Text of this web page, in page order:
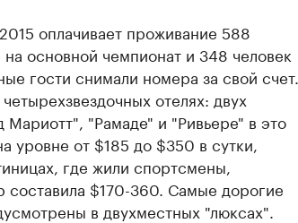
оплачивает проживание 588
основной чемпионат и 348 человек
гости снимали номера за свой счет.
отелях: двух
Мариотт", "Рамаде" и "Ривьере" в это
уровне от $185 до $350 в сутки,
где жили спортсмены,
составила $170-360. Самые дорогие
в двухместных "люксах".